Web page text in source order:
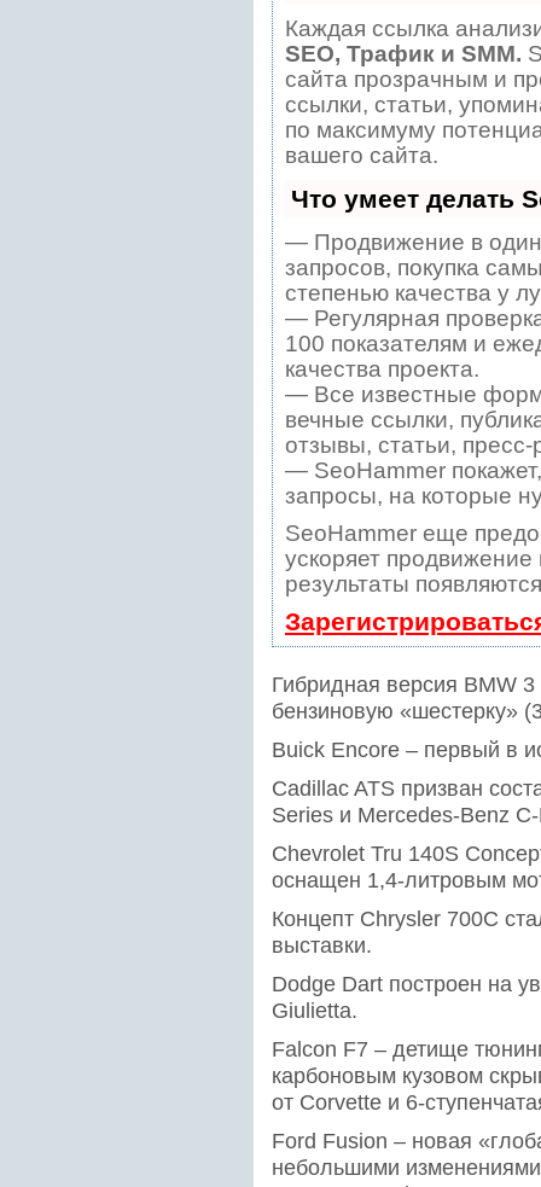
Каждая ссылка
SEO, Трафик и SMM.
сайта прозрачным и
ссылки, статьи,
по максимуму
вашего сайта.
Что умеет делать
— Продвижение в один
запросов, покупка
степенью качества у
— Регулярная
100 показателям и
качества проекта.
— Все известные
вечные ссылки,
отзывы, статьи,
— SeoHammer
запросы, на которые
SeoHammer еще
ускоряет
результаты
Гибридная версия BMW
бензиновую «шестерку»
Buick Encore – первый в
Cadillac ATS призван
Series и Mercedes-Benz
Chevrolet Tru 140S
оснащен 1,4-литровым
Концепт Chrysler 700C
выставки.
Dodge Dart построен на
Giulietta.
Falcon F7 – детище
карбоновым кузовом
от Corvette и 6-
Ford Fusion – новая
небольшими